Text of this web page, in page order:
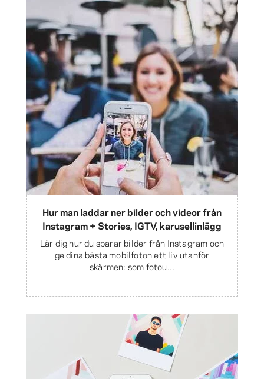
Hur man laddar ner bilder och videor från
Instagram + Stories, IGTV, karusellinlägg
Lär dig hur du sparar bilder från Instagram och
ge dina bästa mobilfoton ett liv utanför
skärmen: som fotou...